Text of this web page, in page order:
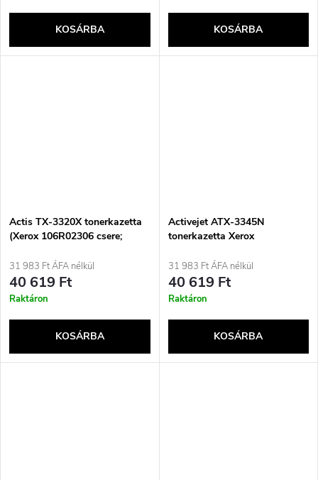
KOSÁRBA KOSÁRBA
Actis TX-3320X tonerkazetta
(Xerox 106R02306 csere;
31 983 Ft ÁFA nélkül
40 619 Ft
Raktáron
KOSÁRBA
Activejet ATX-3345N
tonerkazetta Xerox
106R03773 csere; Supreme;
3000 oldal; fekete szín
31 983 Ft ÁFA nélkül
40 619 Ft
Raktáron
KOSÁRBA